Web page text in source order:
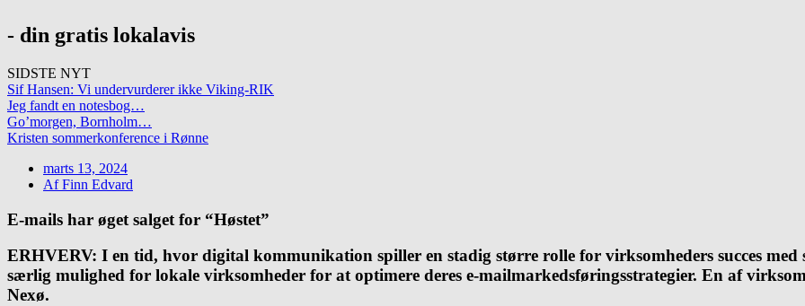
- din gratis lokalavis
SIDSTE NYT
Sif Hansen: Vi undervurderer ikke Viking-RIK
Jeg fandt en notesbog…
Go’morgen, Bornholm…
Kristen sommerkonference i Rønne
marts 13, 2024
AfFinn Edvard
E-mails har øget salget for “Høstet”
ERHVERV: I en tid, hvor digital kommunikation spiller en stadig større rolle for virksomheders succes med
særlig mulighed for lokale virksomheder for at optimere deres e-mailmarkedsføringsstrategier. En af
Nexø.